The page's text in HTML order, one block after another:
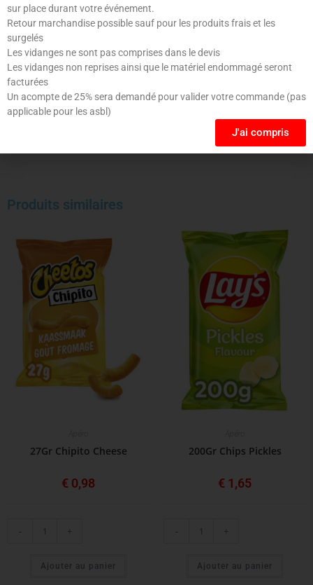
Enregistrer mon nom, mon e-mail et mon site dans
le navigateur pour mon prochain commentaire.
Produits similaires
27Gr Chipito Cheese
€ 0,98
- +
Ajouter au panier
200Gr Chips Pickles
€ 1,65
- +
Ajouter au panier
sur place durant votre événement.
Retour marchandise possible sauf pour les produits frais et les
surgelés
Les vidanges ne sont pas comprises dans le devis
Les vidanges non reprises ainsi que le matériel endommagé seront
facturées
Un acompte de 25% sera demandé pour valider votre commande (pas
applicable pour les asbl)
J'ai compris